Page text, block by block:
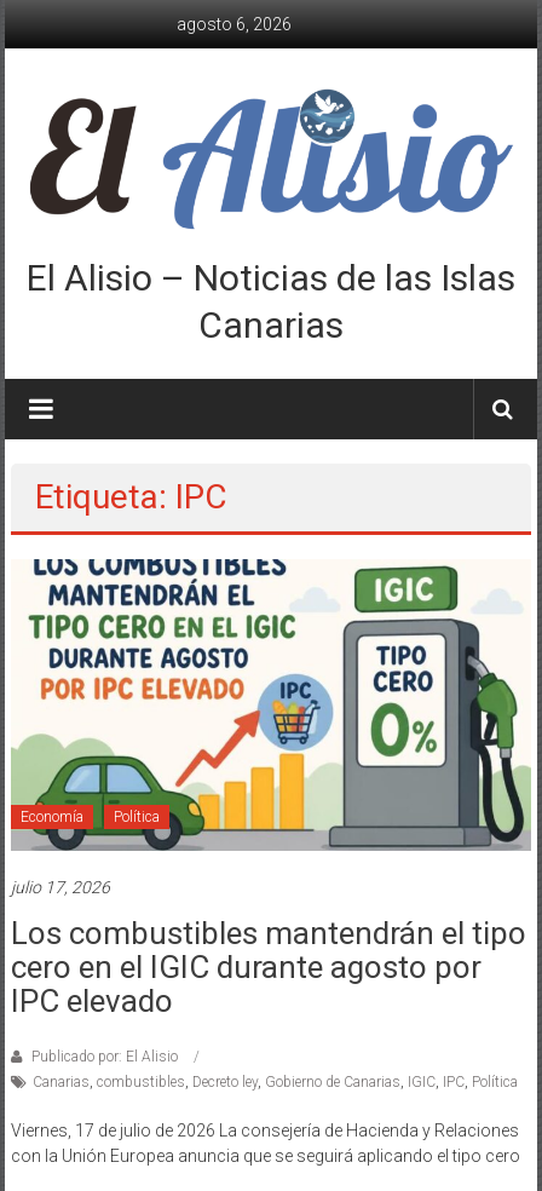
agosto 6, 2026
El Alisio – Noticias de las Islas
Canarias
Etiqueta: IPC
Economía Política
julio 17, 2026
Los combustibles mantendrán el tipo
cero en el IGIC durante agosto por
IPC elevado
Publicado por: El Alisio
Canarias combustibles Decreto ley, Gobierno de Canarias IGIC, IPC, Política
Viernes, 17 de julio de 2026 La consejería de Hacienda y Relaciones
con la Unión Europea anuncia que se seguirá aplicando el tipo cero